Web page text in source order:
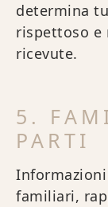
determina
rispettoso e
ricevute.
5.
PARTI
familiari,